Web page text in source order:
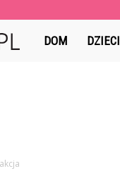
MoomSpace.pl
DOM DZIECI